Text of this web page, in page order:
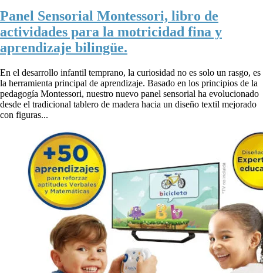
Panel Sensorial Montessori, libro de
actividades para la motricidad fina y
aprendizaje bilingüe.
En el desarrollo infantil temprano, la curiosidad no es solo un rasgo, es
la herramienta principal de aprendizaje. Basado en los principios de la
pedagogía Montessori, nuestro nuevo panel sensorial ha evolucionado
desde el tradicional tablero de madera hacia un diseño textil mejorado
con figuras...